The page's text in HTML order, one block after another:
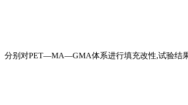
别对PET—MA—GMA体系进行填充改性,试验结